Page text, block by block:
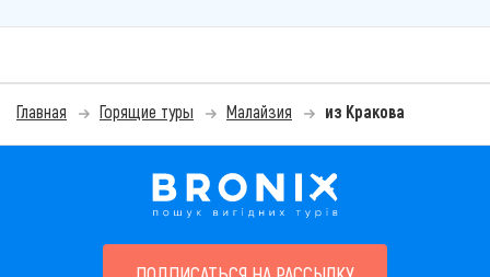
Главная Горящие туры Малайзия из Кракова